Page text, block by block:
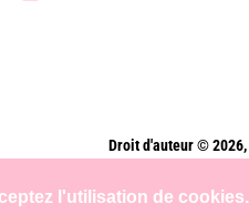
l'utilisation de cookies.
Droit d'auteur © 2026,